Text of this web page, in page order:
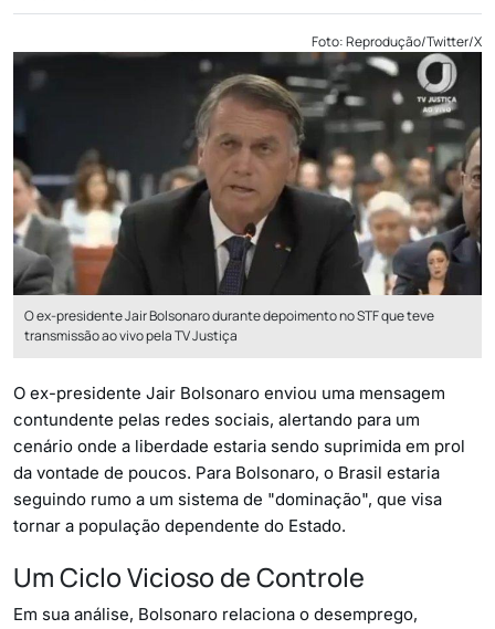
Foto: Reprodução/Twitter/X
O ex-presidente Jair Bolsonaro durante depoimento no STF que teve
transmissão ao vivo pela TV Justiça
O ex-presidente Jair Bolsonaro enviou uma mensagem
contundente pelas redes sociais, alertando para um
cenário onde a liberdade estaria sendo suprimida em prol
da vontade de poucos. Para Bolsonaro, o Brasil estaria
seguindo rumo a um sistema de "dominação", que visa
tornar a população dependente do Estado.
Um Ciclo Vicioso de Controle
Em sua análise, Bolsonaro relaciona o desemprego,